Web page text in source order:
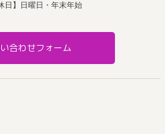
日】日曜日・年末年始
合わせフォーム